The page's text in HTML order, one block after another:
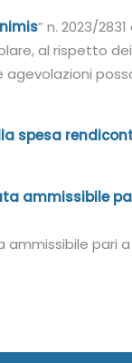
” n. 2023/
al rispetto dei
spesa
ammissibile
ammissibile pari a